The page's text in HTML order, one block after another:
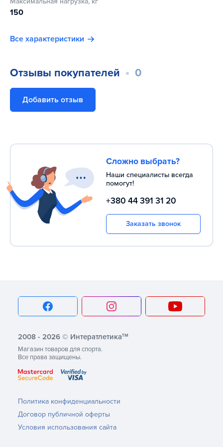
конструкция и компактность, что значительно облегчает
как в домашних условиях, так и в залах площадью до 100
150
Все характеристики
Отзывы покупателей 0
Добавить отзыв
Сложно выбрать?
Наши специалисты всегда
помогут!
+380 44 391 31 20
Заказать звонок
2008 - 2026 © Интератлетикатм
Магазин товаров для спорта.
Все права защищены.
Политика конфиденциальности
Договор публичной оферты
Условия использования сайта